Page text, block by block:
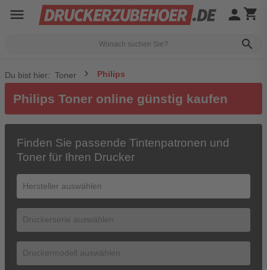
menu
search
person shopping_cart
Du bist hier: Toner Philips
Philips Toner online günstig kaufen
Finden Sie passende Tintenpatronen und
Toner für Ihren Drucker